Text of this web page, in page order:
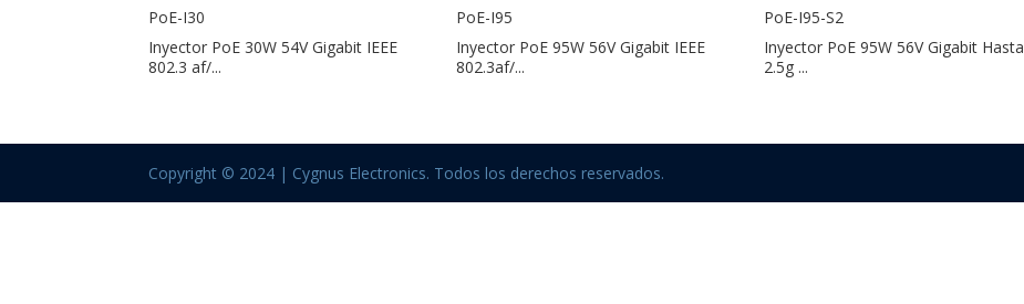
PoE-I30
Inyector PoE 30W 54V Gigabit IEEE
802.3 af/...
PoE-I95
Inyector PoE 95W 56V Gigabit IEEE
802.3af/...
PoE-I95-S2
Inyector PoE 95W 56V Gigabit Hasta
2.5g ...
Copyright © 2024 | Cygnus Electronics. Todos los derechos reservados.